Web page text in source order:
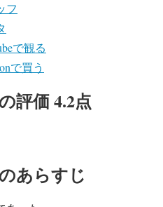
フ
で観る
で買う
評価 4.2点
あらすじ